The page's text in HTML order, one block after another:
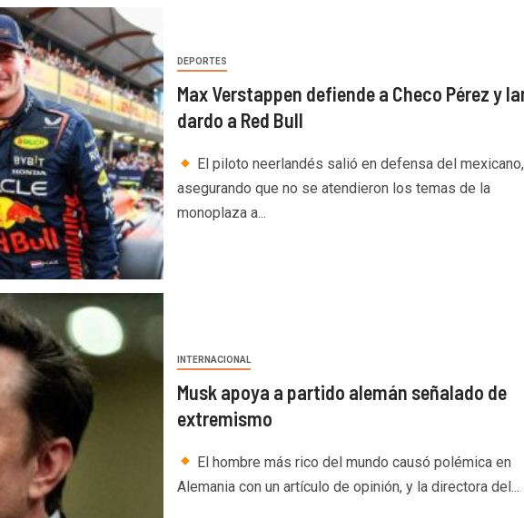
DEPORTES
Max Verstappen defiende a Checo Pérez y
dardo a Red Bull
El piloto neerlandés salió en defensa del mexicano,
asegurando que no se atendieron los temas de la
monoplaza a...
INTERNACIONAL
Musk apoya a partido alemán señalado de
extremismo
El hombre más rico del mundo causó polémica en
Alemania con un artículo de opinión, y la directora del...